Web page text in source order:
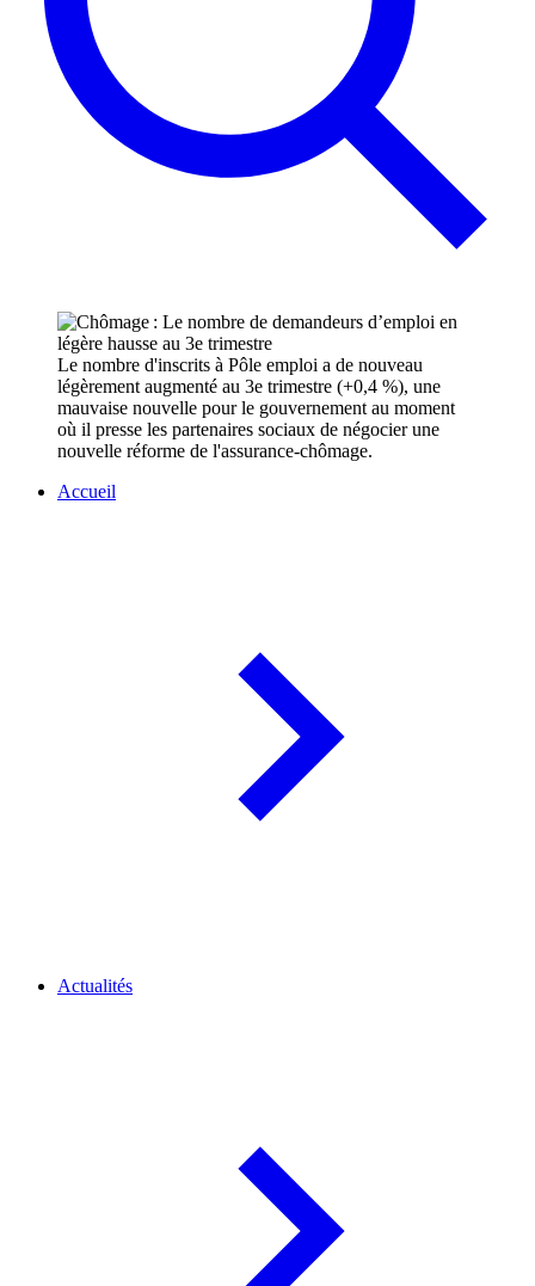
Le nombre d'inscrits à Pôle emploi a de nouveau
légèrement augmenté au 3e trimestre (+0,4 %), une
mauvaise nouvelle pour le gouvernement au moment
où il presse les partenaires sociaux de négocier une
nouvelle réforme de l'assurance-chômage.
Accueil
Actualités